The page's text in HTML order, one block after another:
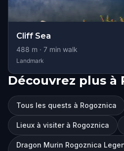
Cliff Sea
488 m · 7 min walk
Landmark
Découvrez plus à
Tous les quests à Rogoznica
Lieux à visiter à Rogoznica
Dragon Murin Rogoznica